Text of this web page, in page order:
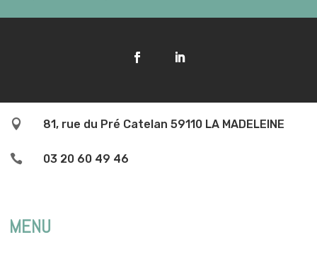
 81, rue du Pré Catelan 59110 LA MADELEINE
 03 20 60 49 46
MENU